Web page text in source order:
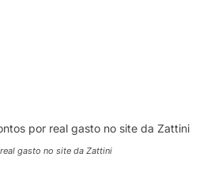
gasto no site da Zattini